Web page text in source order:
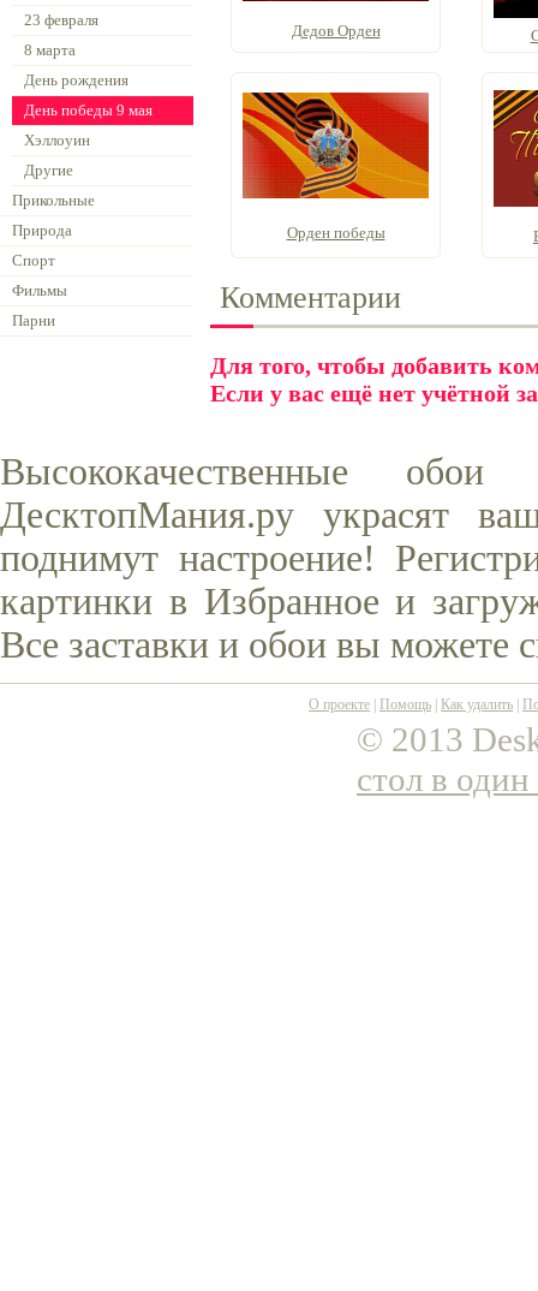
23 февраля
8 марта
День рождения
День победы 9 мая
Хэллоуин
Другие
Прикольные
Природа
Спорт
Фильмы
Парни
Дедов Орден
Орден победы
Комментарии
Для того, чтобы добавить
Если у вас ещё нет учётной
Высококачественные
ДесктопМания.ру украсят
поднимут настроение!
картинки в Избранное и
Все заставки и обои вы можете
О проекте Помощь Как удалить
© 2013
стол в